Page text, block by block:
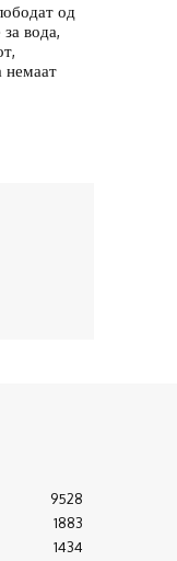
од
вода,
немаат
9528
1883
1434